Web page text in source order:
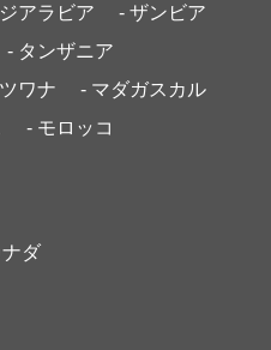
アラビア
- ザンビア
- タンザニア
ワナ
- マダガスカル
- モロッコ
ダ